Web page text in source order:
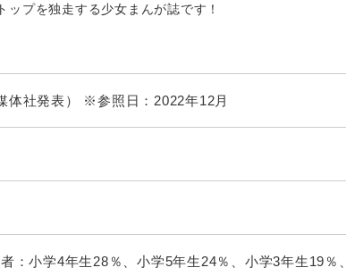
プを独走する少女まんが誌です！
体社発表） ※参照日：2022年12月
：小学4年生28％、小学5年生24％、小学3年生19％、